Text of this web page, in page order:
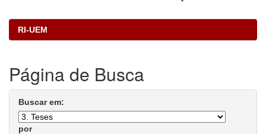
RI-UEM
Página de Busca
Buscar em:
por